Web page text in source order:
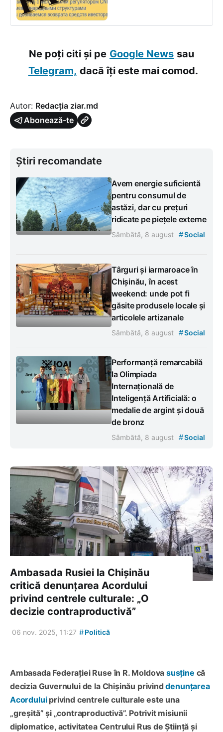
Ne poți citi și pe Google News sau
Telegram, dacă îți este mai comod.
Autor: Redacția ziar.md
Abonează-te
Știri recomandate
Avem energie suficientă
pentru consumul de
astăzi, dar cu prețuri
ridicate pe piețele externe
Sâmbătă, 8 august #Social
Târguri și iarmaroace în
Chișinău, în acest
weekend: unde pot fi
găsite produsele locale și
articolele artizanale
Sâmbătă, 8 august #Social
Performanță remarcabilă
la Olimpiada
Internațională de
Inteligență Artificială: o
medalie de argint și două
de bronz
Sâmbătă, 8 august #Social
Ambasada Rusiei la Chișinău
critică denunțarea Acordului
privind centrele culturale: „O
decizie contraproductivă”
06 nov. 2025, 11:27 #Politică
Ambasada Federației Ruse în R. Moldova susține că
decizia Guvernului de la Chișinău privinddenunțarea
Acorduluiprivind centrele culturale este una
„greșită” și „contraproductivă”. Potrivit misiunii
diplomatice, activitatea Centrului Rus de Știință și